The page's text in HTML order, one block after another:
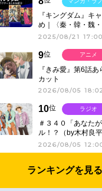
『キングダム』キ
め｜〈秦・韓・魏・
2025/08/21 17:00
9位
『きみ愛』第6話
カット
2026/08/05
アニメ
10位
＃３４０「あなた
ル！？（by木村良
のキラキラ☆ビート
2026/08/05
ラジオ
ランキングを見る